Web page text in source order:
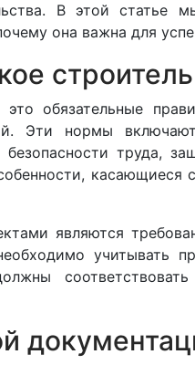
В этой статье
она важна для
обязательные
Эти нормы
труда,
являются
учитывать